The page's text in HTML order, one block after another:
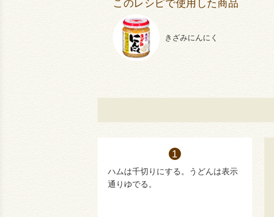
このレシピで使用した商品
きざみにんにく
ハムは千切りにする。うどんは表示
通りゆでる。